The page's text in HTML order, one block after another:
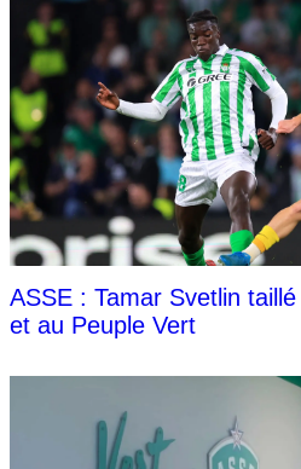
ASSE : Tamar Svetlin
et au Peuple Vert